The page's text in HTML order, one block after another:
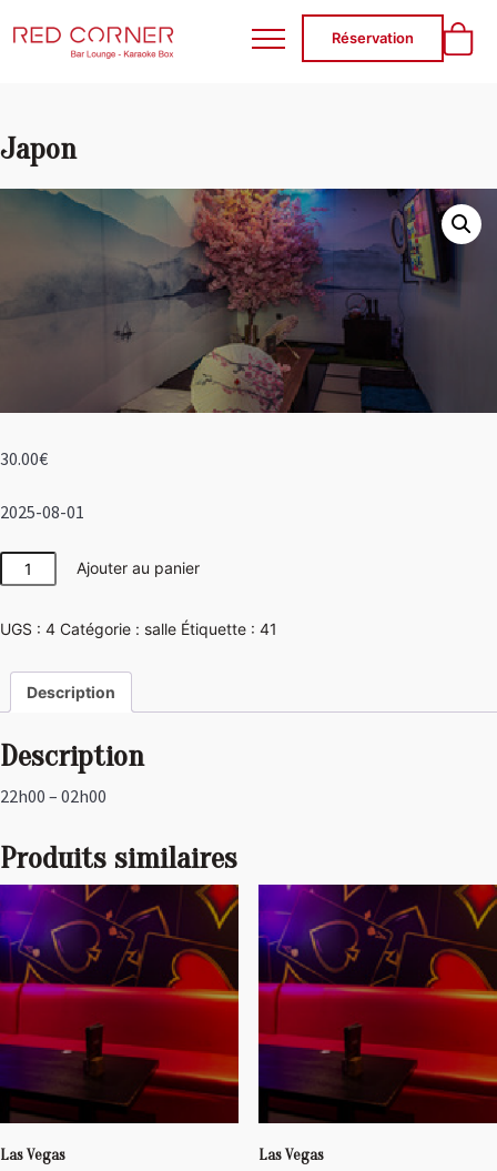
RED CORNER
Réservation
Japon
30.00€
2025-08-01
quantité
de
Ajouter au panier
UGS : 4 Catégorie : salle Étiquette : 41
Description
Description
22h00 – 02h00
Produits similaires
Las Vegas Las Vegas